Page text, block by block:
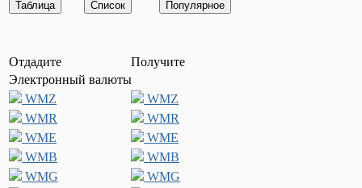
Отдадите
Получите
Электронный валюты
WMZ
WMZ
WMR
WMR
WME
WME
WMB
WMB
WMG
WMG